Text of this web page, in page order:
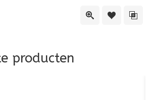
Quick ViewToevoegen
producten